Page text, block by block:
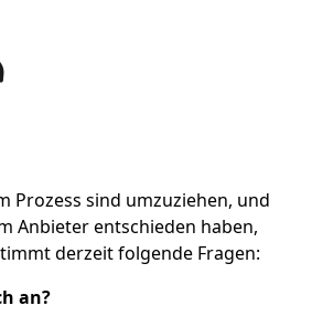
Prozess sind umzuziehen, und
Anbieter entschieden haben,
derzeitfolgende Fragen:
an?